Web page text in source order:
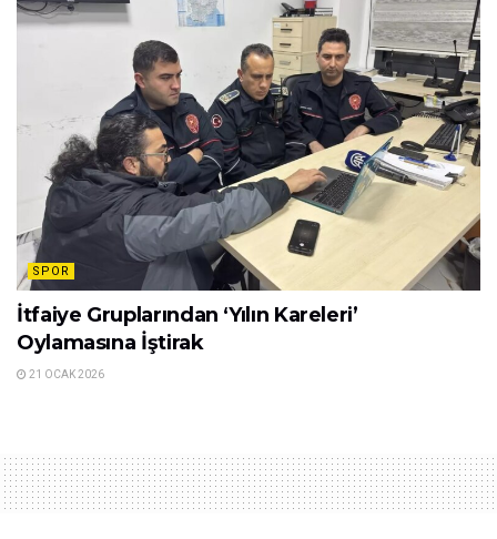
SPOR
İtfaiye Gruplarından ‘Yılın Kareleri’
Oylamasına İştirak
21 OCAK 2026